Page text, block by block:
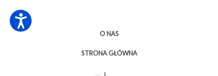
O NAS
STRONA GŁÓWNA